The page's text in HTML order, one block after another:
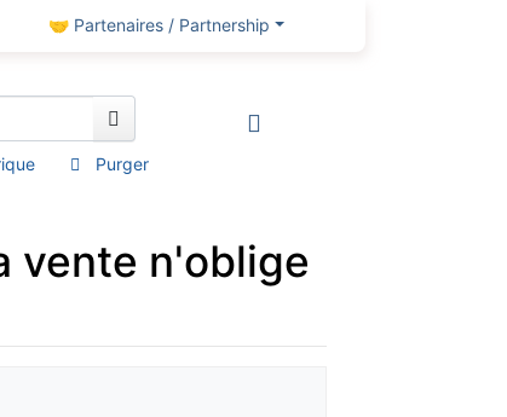
🤝 Partenaires / Partnership
Purger
vente n'oblige